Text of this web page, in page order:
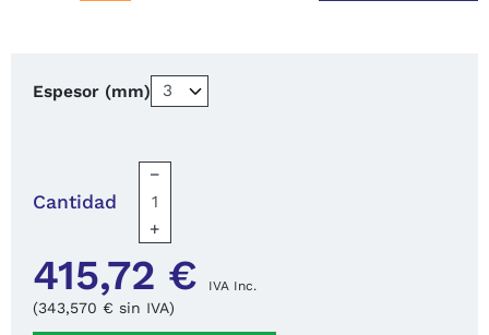
Espesor (mm)
Cantidad
−
+
415,72 € IVA Inc.
(343,570 € sin IVA)